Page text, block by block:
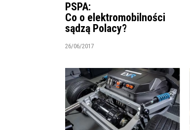
PSPA:
Co o elektromobilności
sądzą Polacy?
26/06/2017